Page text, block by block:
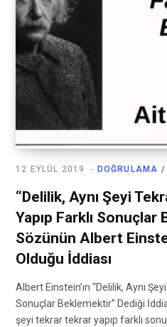
DOĞRULAMA
12 EYLÜL 2019
“Delilik, Aynı Şeyi
Yapıp Farklı Sonuçlar
Sözünün Albert
Olduğu İddiası
Albert Einstein’ın “Delilik, Aynı
Sonuçlar Beklemektir” Dediği
şeyi tekrar tekrar yapıp farklı